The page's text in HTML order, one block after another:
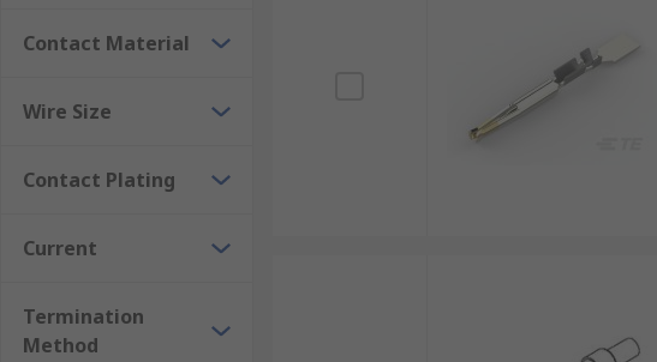
Contact Material
Wire Size
Contact Plating
Current
Termination
Method